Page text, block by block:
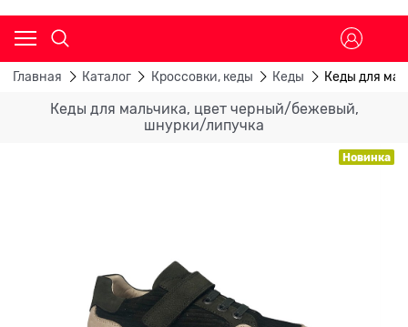
Главная Каталог Кроссовки, кеды Кеды Кеды для
Кеды для мальчика, цвет черный/бежевый,
шнурки/липучка
Новинка